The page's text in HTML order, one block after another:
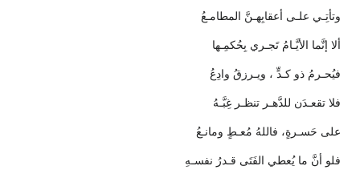
وتأتِـي علـى أعقابِهـنَّ المطامـعُ
ألا إنَّما الأيَّـامُ تَجـري بِحُكمِـها
فيُحـرمُ ذو كـدٍّ ، ويـرزقُ وادِعُ
فلا تقعـدَن للدَّهـر تنظـر غِبَّـهُ
على حَسـرةٍ، فاللهُ مُعـطٍ ومانـعُ
فلو أنَّ ما يُعطي الفَتَى قـدرُ نفسـهِ